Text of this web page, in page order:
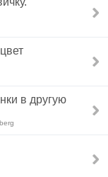
в другую